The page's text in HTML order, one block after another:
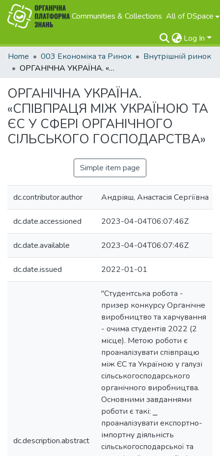
Communities & Collections All of DSpace
Log In
Home
003 Економіка та Ринок
Внутрішній ринок
ОРГАНІЧНА УКРАЇНА. «СПІВПРАЦЯ МІЖ УКРАЇНОЮ ТА ЄС У СФЕРІ ОРГАНІЧНОГО СІЛЬСЬКОГО ГОСПОДАРСТВА»
ОРГАНІЧНА УКРАЇНА.
«СПІВПРАЦЯ МІЖ УКРАЇНОЮ ТА
ЄС У СФЕРІ ОРГАНІЧНОГО
СІЛЬСЬКОГО ГОСПОДАРСТВА»
Simple item page
dc.contributor.author Андріяш, Анастасія Сергіївна
dc.date.accessioned 2023-04-04T06:07:46Z
dc.date.available 2023-04-04T06:07:46Z
dc.date.issued 2022-01-01
dc.description.abstract
"Студентська робота -
призер конкурсу Органічне
виробництво та харчування
- очима студентів 2022 (2
місце). Метою роботи є
проаналізувати співпрацю
між ЄС та Україною у галузі
сільськогосподарського
органічного виробництва.
Основними завданнями
роботи є такі: ⎯
проаналізувати експортно-
імпортну діяльність
сільськогосподарської та